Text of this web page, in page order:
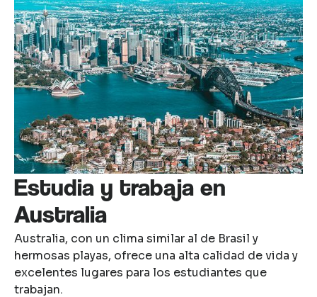
Estudia y trabaja en
Australia
Australia, con un clima similar al de Brasil y
hermosas playas, ofrece una alta calidad de vida y
excelentes lugares para los estudiantes que
trabajan.